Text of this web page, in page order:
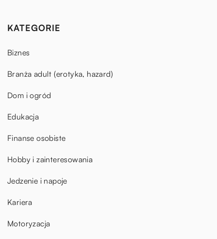
KATEGORIE
Biznes
Branża adult (erotyka, hazard)
Dom i ogród
Edukacja
Finanse osobiste
Hobby i zainteresowania
Jedzenie i napoje
Kariera
Motoryzacja